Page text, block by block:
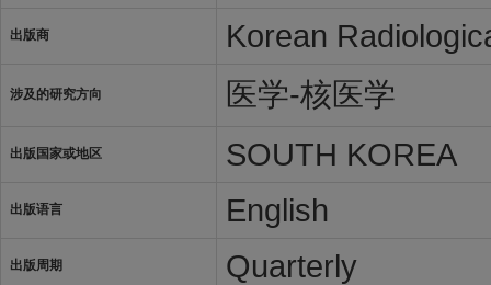
出版商 Korean
涉及的研究方向 医学-核医学
出版国家或地区 SOUTH KOREA
出版语言 English
出版周期 Quarterly